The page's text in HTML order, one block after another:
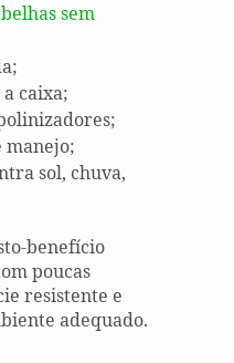
sem
caixa;
manejo;
sol, chuva,
benefício
poucas
resistente e
adequado.